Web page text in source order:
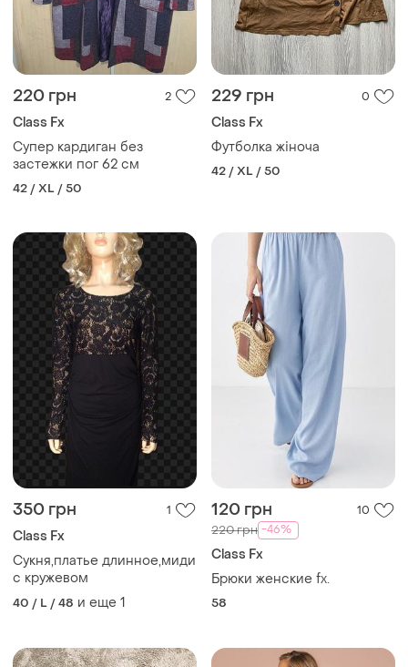
220 грн 2
Class Fx
Супер кардиган без
застежки пог 62 см
42 / XL / 50
229 грн 0
Class Fx
Футболка жіноча
42 / XL / 50
350 грн 1
Class Fx
Сукня,платье длинное,миди
с кружевом
40 / L / 48 и еще 1
120 грн 10
220 грн -46%
Class Fx
Брюки женские fx.
58